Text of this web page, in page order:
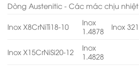
Dòng Austenitic - Các mác chịu nhiệt
Inox X8CrNiTi18-10
Inox
1.4878
Inox 321
Inox X15CrNiSi20-12
Inox
1.4828